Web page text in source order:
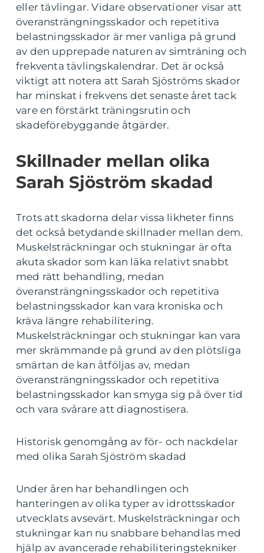
eller tävlingar. Vidare observationer visar att
överansträngningsskador och repetitiva
belastningsskador är mer vanliga på grund
av den upprepade naturen av simträning och
frekventa tävlingskalendrar. Det är också
viktigt att notera att Sarah Sjöströms skador
har minskat i frekvens det senaste året tack
vare en förstärkt träningsrutin och
skadeförebyggande åtgärder.
Skillnader mellan olika
Sarah Sjöström skadad
Trots att skadorna delar vissa likheter finns
det också betydande skillnader mellan dem.
Muskelsträckningar och stukningar är ofta
akuta skador som kan läka relativt snabbt
med rätt behandling, medan
överansträngningsskador och repetitiva
belastningsskador kan vara kroniska och
kräva längre rehabilitering.
Muskelsträckningar och stukningar kan vara
mer skrämmande på grund av den plötsliga
smärtan de kan åtföljas av, medan
överansträngningsskador och repetitiva
belastningsskador kan smyga sig på över tid
och vara svårare att diagnostisera.
Historisk genomgång av för- och nackdelar
med olika Sarah Sjöström skadad
Under åren har behandlingen och
hanteringen av olika typer av idrottsskador
utvecklats avsevärt. Muskelsträckningar och
stukningar kan nu snabbare behandlas med
hjälp av avancerade rehabiliteringstekniker